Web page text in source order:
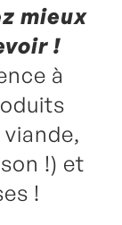
mieux
!
à
!) et
!